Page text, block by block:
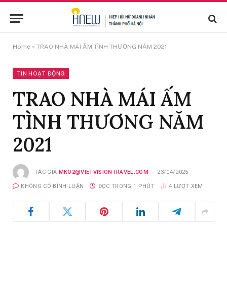
Home » TRAO NHÀ MÁI ẤM TÌNH THƯƠNG NĂM 2021
TIN HOẠT ĐỘNG
TRAO NHÀ MÁI ẤM
TÌNH THƯƠNG NĂM
2021
TÁC GIẢ MKO2@VIETVISIONTRAVEL.COM 23/04/2025
KHÔNG CÓ BÌNH LUẬN ĐỌC TRONG 1 PHÚT 4 LƯỢT XEM